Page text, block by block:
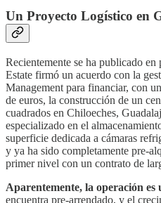
Un Proyecto Logístico en
Recientemente se ha publicado
Estate firmó un acuerdo con la
Management para financiar, con
de euros, la construcción de un
cuadrados en Chiloeches,
especializado en el
superficie dedicada a cámaras
y ya ha sido completamente pre-
primer nivel con un contrato de
Aparentemente, la operación es
encuentra pre-arrendado, y el